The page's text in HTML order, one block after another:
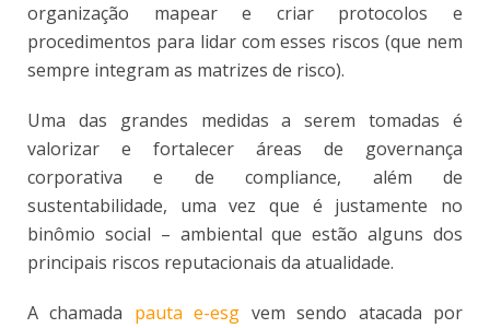
organização mapear e criar protocolos e
procedimentos para lidar com esses riscos (que nem
sempre integram as matrizes de risco).
Uma das grandes medidas a serem tomadas é
valorizar e fortalecer áreas de governança
corporativa e de compliance, além de
sustentabilidade, uma vez que é justamente no
binômio social – ambiental que estão alguns dos
principais riscos reputacionais da atualidade.
A chamada pauta e-esg vem sendo atacada por